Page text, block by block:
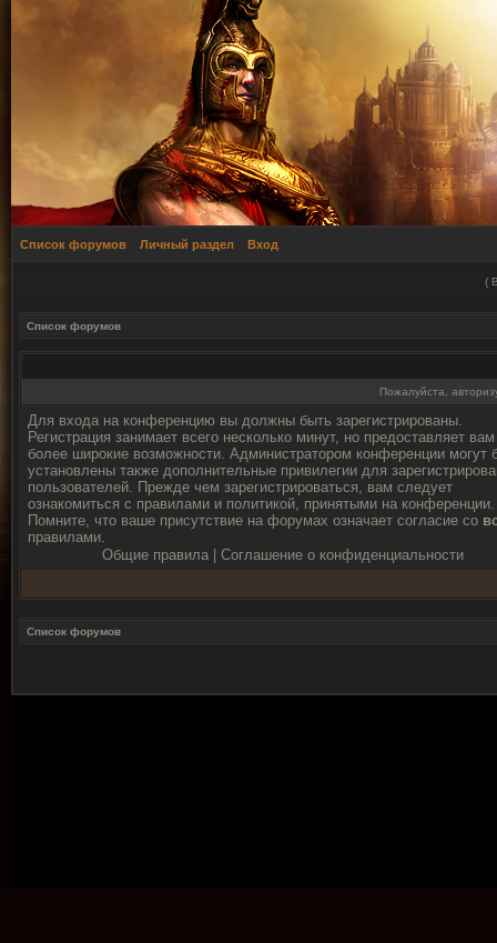
Список форумов Личный раздел Вход
(
Список форумов
Пожалуйста,
Для входа на конференцию вы должны быть зарегистрированы.
Регистрация занимает всего несколько минут, но предоставляет вам
более широкие возможности. Администратором конференции могут
установлены также дополнительные привилегии для
пользователей. Прежде чем зарегистрироваться, вам следует
ознакомиться с правилами и политикой, принятыми на конференции.
Помните, что ваше присутствие на форумах означает согласие со
правилами.
Общие правила| Соглашение о конфиденциальности
Список форумов